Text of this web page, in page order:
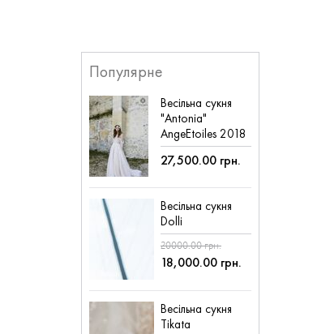
Популярне
Весільна сукня
"Antonia"
AngeEtoiles 2018
27,500.00 грн.
Весільна сукня
Dolli
20000.00 грн.
18,000.00 грн.
Весільна сукня
Tikata